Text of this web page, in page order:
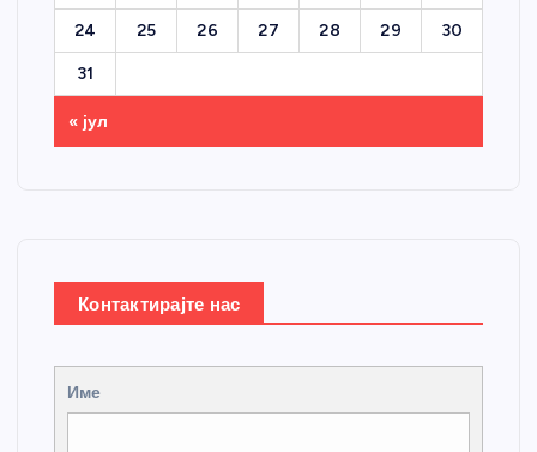
24 25 26 27 28 29 30
31
« јул
Контактирајте нас
Име